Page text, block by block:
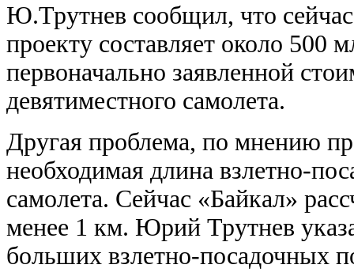
Ю.Трутнев сообщил, что
проекту составляет около 500
первоначально заявленной
девятиместного самолета.
Другая проблема, по мнению
необходимая длина взлетно-
самолета. Сейчас «Байкал»
менее 1 км. Юрий Трутнев
больших взлетно-посадочных